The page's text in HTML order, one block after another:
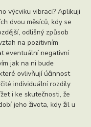
výcviku vibraci? Aplikuji
dvou měsíců, kdy se
odlišný způsob
na pozitivním
eventuální negativní
jak na ni bude
ovlivňují účinnost
individuální rozdíly
i ke skutečnosti, že
jeho života, kdy žil u